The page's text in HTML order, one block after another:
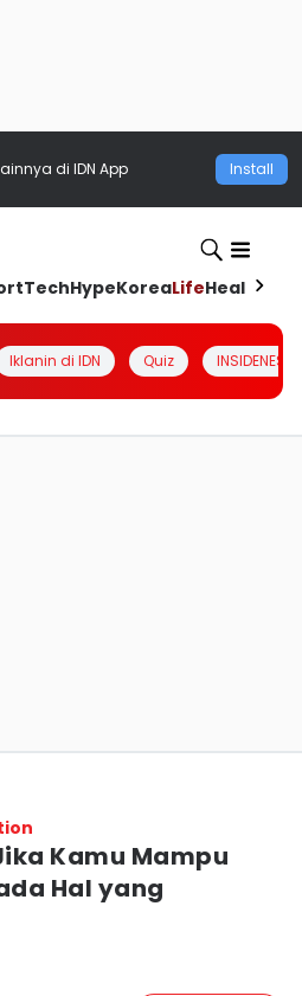
di IDN App Install
TechHypeKoreaLifeHealth
Iklanin di IDN Quiz INSIDENESIA
Kamu Mampu
Hal yang